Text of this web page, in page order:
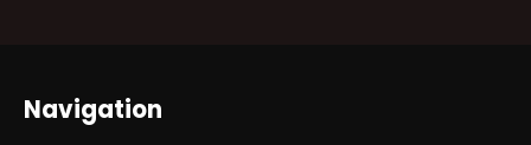
Navigation